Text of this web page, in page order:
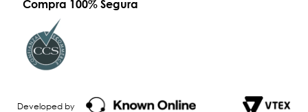
Compra 100% Segura
Developed by